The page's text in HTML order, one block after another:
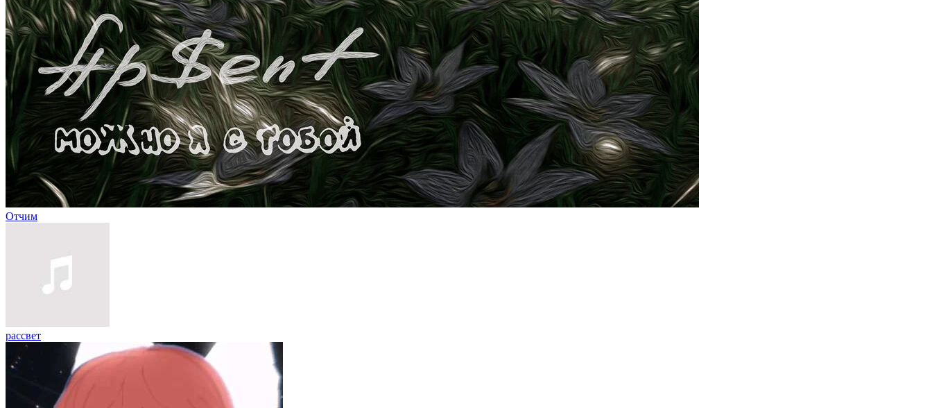
Отчим
рассвет